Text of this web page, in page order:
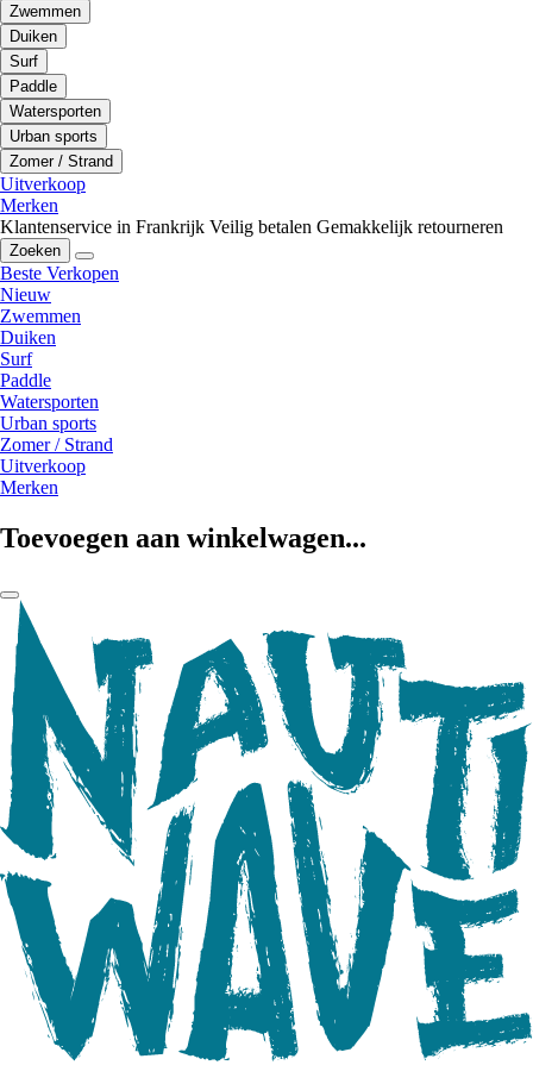
Zwemmen
Duiken
Surf
Paddle
Watersporten
Urban sports
Zomer / Strand
Uitverkoop
Merken
Klantenservice in Frankrijk Veilig betalen Gemakkelijk retourneren
Zoeken
Beste Verkopen
Nieuw
Zwemmen
Duiken
Surf
Paddle
Watersporten
Urban sports
Zomer / Strand
Uitverkoop
Merken
Toevoegen aan winkelwagen...